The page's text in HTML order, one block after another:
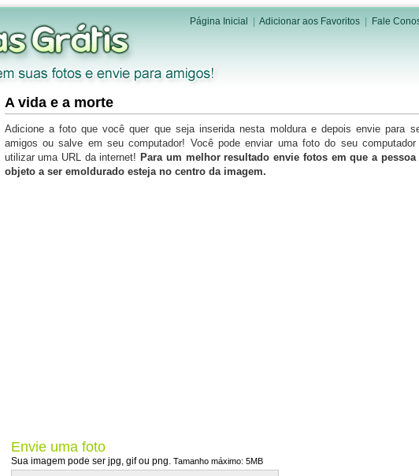
Página Inicial Adicionar aos Favoritos| Fale
A vida e a morte
Adicione a foto que você quer que seja inserida nesta moldura e depois envie para
amigos ou salve em seu computador! Você pode enviar uma foto do seu computador
utilizar uma URL da internet! Para um melhor resultado envie fotos em que a pessoa
objeto a ser emoldurado esteja no centro da imagem.
Envie uma foto
Sua imagem pode ser jpg, gif ou png. Tamanho máximo: 5MB